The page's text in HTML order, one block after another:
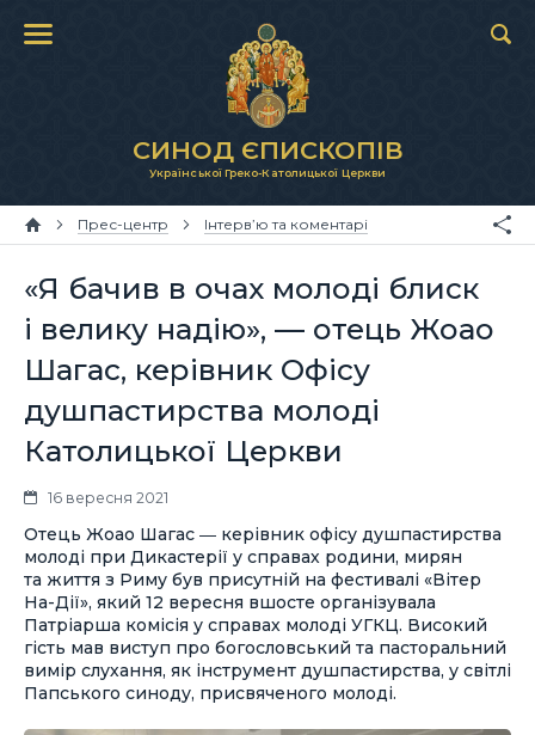
СИНОД ЄПИСКОПІВ
Української Греко-Католицької Церкви
Прес-центр Інтерв’ю та коментарі
«Я бачив в очах молоді блиск
і велику надію», — отець Жоао
Шагас, керівник Офісу
душпастирства молоді
Католицької Церкви
16 вересня 2021
Отець Жоао Шагас ― керівник офісу душпастирства
молоді при Дикастерії у справах родини, мирян
та життя з Риму був присутній на фестивалі «Вітер
На-Дії», який 12 вересня вшосте організувала
Патріарша комісія у справах молоді УГКЦ. Високий
гість мав виступ про богословський та пасторальний
вимір слухання, як інструмент душпастирства, у світлі
Папського синоду, присвяченого молоді.